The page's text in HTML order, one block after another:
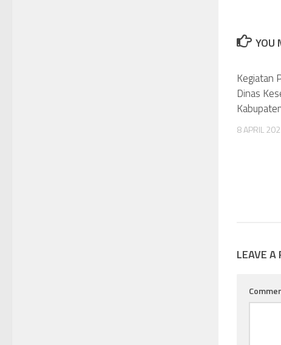
YOU
Kegiatan
Dinas
8 APRIL
LEAVE A